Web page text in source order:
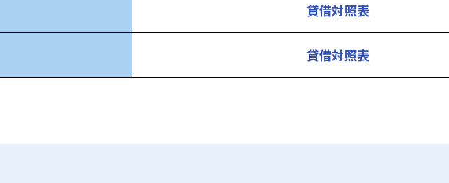
貸借対照表
貸借対照表